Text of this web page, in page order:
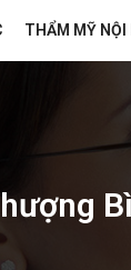
THẨM MỸ NỘI